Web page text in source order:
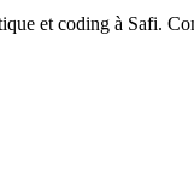
et coding à Safi.